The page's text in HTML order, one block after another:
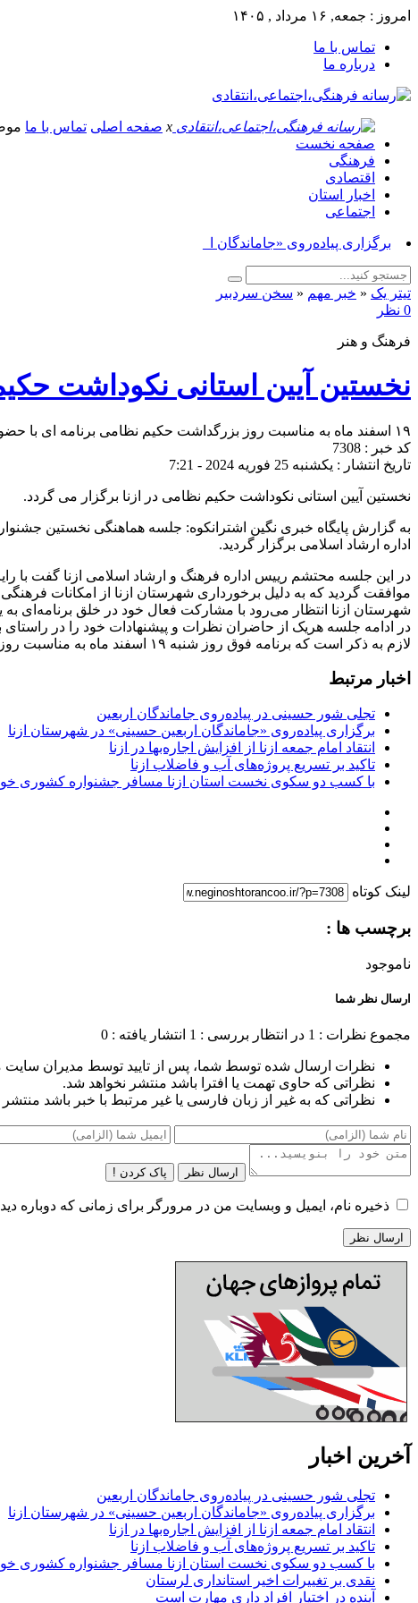
امروز : جمعه, ۱۶ مرداد , ۱۴۰۵
تماس با ما
درباره ما
x صفحه اصلی تماس با ما
صفحه نخست
فرهنگی
اقتصادی
اخبار استان
اجتماعی
برگزاری پیاده‌روی «جاماندگان اربعین حسینی» _
تیتر یک « خبر مهم « سخن سردبیر
0 نظر
فرهنگ و هنر
نخستین آیین استانی نکوداشت
۱۹ اسفند ماه به مناسبت روز بزرگداشت حکیم نظامی برنامه ای با حضور پژوهشگران و هنرمندان نظامی‌‌خوان در اداره فرهنگ و ارشاد اسلامی ازنا برگزار می‌گردد.
کد خبر : 7308
تاریخ انتشار : یکشنبه 25 فوریه 2024 - 7:21
نخستین آیین استانی نکوداشت حکیم نظامی در ازنا برگزار می گردد.
به گزارش پایگاه خبری نگین اشترانکوه: جلسه هماهنگی نخستین
اداره ارشاد اسلامی برگزار گردید.
در این جلسه محتشم رییس اداره فرهنگ و ارشاد اسلامی ازنا گفت با
موافقت گردید که به دلیل برخورداری شهرستان ازنا از امکانات
شهرستان ازنا انتظار می‌رود با مشارکت فعال خود در خلق برنامه‌ای به
در ادامه جلسه هریک از حاضران نظرات و پیشنهادات خود را در راستای
لازم به ذکر است که برنامه فوق روز شنبه ۱۹ اسفند ماه به مناسبت روز بزرگداشت حکیم نظامی با حضور پژوهشگران و هنرمندان نظامی‌‌خوان در اداره فرهنگ و ارشاد اسلامی ازنا برگزار می‌گردد.
اخبار مرتبط
تجلی شور حسینی در پیاده‌روی جاماندگان اربعین
برگزاری پیاده‌روی «جاماندگان اربعین حسینی» در شهرستان ازنا
انتقاد امام جمعه ازنا از افزایش اجاره‌بها در ازنا
تاکید بر تسریع پروژه‌های آب و فاضلاب ازنا
با کسب دو سکوی نخست استان ازنا مسافر جشنواره کشوری
لینک کوتاه
برچسب ها :
ناموجود
ارسال نظر شما
مجموع نظرات : 1 در انتظار بررسی : 1 انتشار یافته : 0
نظرات ارسال شده توسط شما، پس از تایید توسط مدیران سایت
نظراتی که حاوی تهمت یا افترا باشد منتشر نخواهد شد.
نظراتی که به غیر از زبان فارسی یا غیر مرتبط با خبر باشد
ارسال نظر پاک کردن !
ذخیره نام، ایمیل و وبسایت من در مرورگر برای زمانی که دوباره
آخرین اخبار
تجلی شور حسینی در پیاده‌روی جاماندگان اربعین
برگزاری پیاده‌روی «جاماندگان اربعین حسینی» در شهرستان ازنا
انتقاد امام جمعه ازنا از افزایش اجاره‌بها در ازنا
تاکید بر تسریع پروژه‌های آب و فاضلاب ازنا
با کسب دو سکوی نخست استان ازنا مسافر جشنواره کشوری
نقدی بر تغییرات اخیر استانداری لرستان
آینده در اختیار افراد داری مهارت است